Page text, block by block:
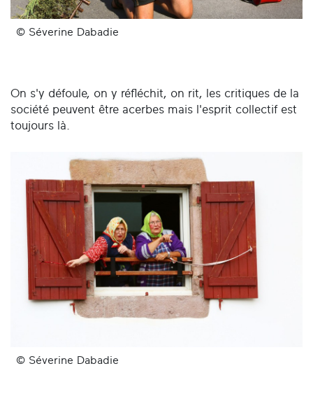
© Séverine Dabadie
On s'y défoule, on y réfléchit, on rit, les critiques de la
société peuvent être acerbes mais l'esprit collectif est
toujours là.
© Séverine Dabadie